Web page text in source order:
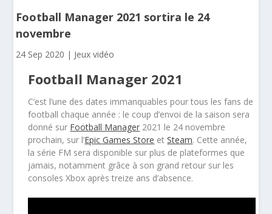
Football Manager 2021 sortira le 24
novembre
24 Sep 2020 | Jeux vidéo
Football Manager 2021
C’est l’une des dates immanquables pour tous les fans de
football chaque année : le coup d’envoi de la saison sera
donné sur Football Manager 2021 le 24 novembre
prochain, sur l’Epic Games Store etSteam. Cette année,
la série FM sera disponible sur plus de plateformes que
jamais, notamment grâce à son grand retour sur les
consoles Xbox après treize ans d’absence.